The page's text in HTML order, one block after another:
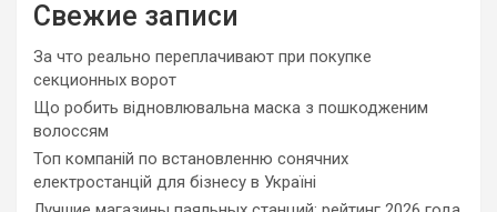
Свежие записи
За что реально переплачивают при покупке
секционных ворот
Що робить відновлювальна маска з пошкодженим
волоссям
Топ компаній по встановленню сонячних
електростанцій для бізнесу в Україні